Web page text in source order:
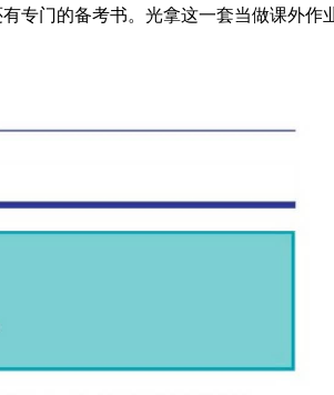
专门的备考书。光拿这一套当做课外作